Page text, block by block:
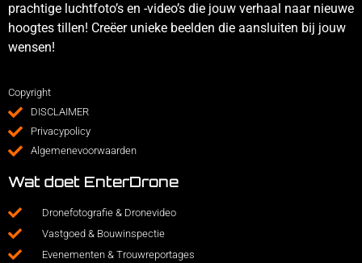
prachtige luchtfoto’s en -video’s die jouw verhaal naar nieuwe
hoogtes tillen! Creëer unieke beelden die aansluiten bij jouw
wensen!
Copyright
DISCLAIMER
Privacypolicy
Algemenevoorwaarden
Wat doet EnterDrone
Dronefotografie & Dronevideo
Vastgoed & Bouwinspectie
Evenementen & Trouwreportages